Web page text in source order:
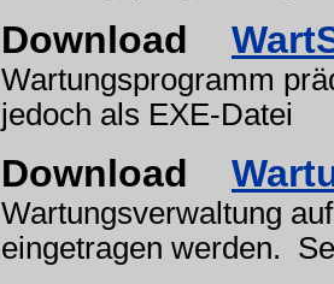
Download
Wartungsprogramm
jedoch als EXE-Datei
Download
Wartungsverwaltung
eingetragen werden.